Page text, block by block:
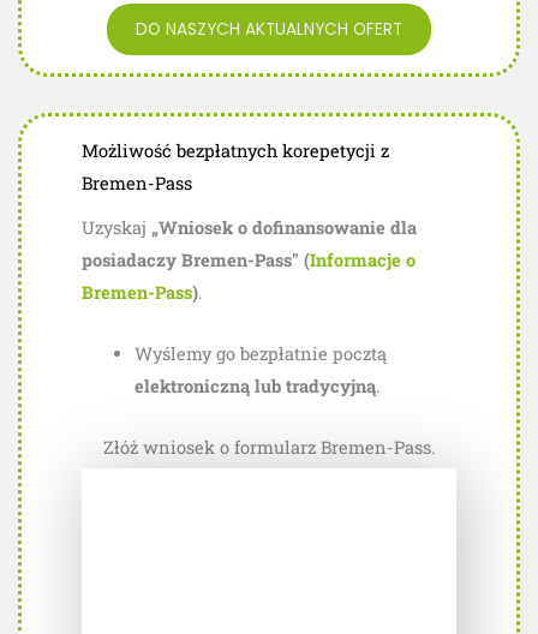
DO NASZYCH AKTUALNYCH OFERT
Możliwość bezpłatnych korepetycji z
Bremen-Pass
Uzyskaj „Wniosek o dofinansowanie dla
posiadaczy Bremen-Pass" (Informacje o
Bremen-Pass).
Wyślemy go bezpłatnie pocztą
elektroniczną lub tradycyjną.
Złóż wniosek o formularz Bremen-Pass.